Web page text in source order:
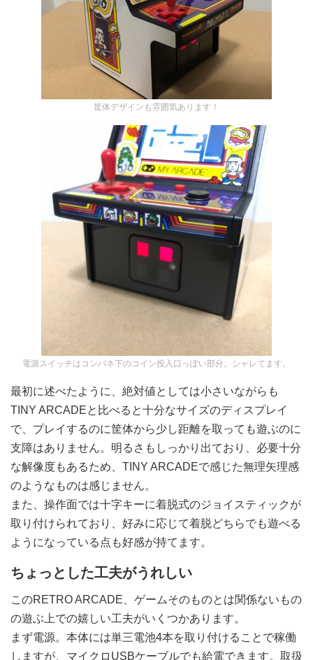
筐体デザインも雰囲気あります！
電源スイッチはコンパネ下のコイン投入口っぽい部分。シャレてます。
最初に述べたように、絶対値としては小さいながらも
TINY ARCADEと比べると十分なサイズのディスプレイ
で、プレイするのに筐体から少し距離を取っても遊ぶのに
支障はありません。明るさもしっかり出ており、必要十分
な解像度もあるため、TINY ARCADEで感じた無理矢理感
のようなものは感じません。
また、操作面では十字キーに着脱式のジョイスティックが
取り付けられており、好みに応じて着脱どちらでも遊べる
ようになっている点も好感が持てます。
ちょっとした工夫がうれしい
このRETRO ARCADE、ゲームそのものとは関係ないもの
の遊ぶ上での嬉しい工夫がいくつかあります。
まず電源。本体には単三電池4本を取り付けることで稼働
しますが、マイクロUSBケーブルでも給電できます。取扱